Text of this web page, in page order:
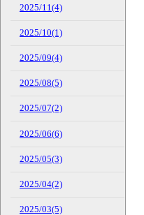
2025/11(4)
2025/10(1)
2025/09(4)
2025/08(5)
2025/07(2)
2025/06(6)
2025/05(3)
2025/04(2)
2025/03(5)